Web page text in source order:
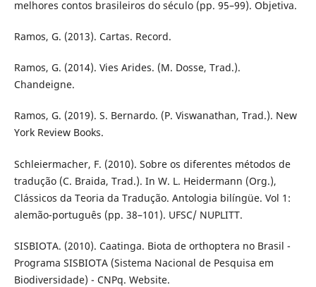
melhores contos brasileiros do século (pp. 95–99). Objetiva.
Ramos, G. (2013). Cartas. Record.
Ramos, G. (2014). Vies Arides. (M. Dosse, Trad.).
Chandeigne.
Ramos, G. (2019). S. Bernardo. (P. Viswanathan, Trad.). New
York Review Books.
Schleiermacher, F. (2010). Sobre os diferentes métodos de
tradução (C. Braida, Trad.). In W. L. Heidermann (Org.),
Clássicos da Teoria da Tradução. Antologia bilíngüe. Vol 1:
alemão-português (pp. 38–101). UFSC/ NUPLITT.
SISBIOTA. (2010). Caatinga. Biota de orthoptera no Brasil -
Programa SISBIOTA (Sistema Nacional de Pesquisa em
Biodiversidade) - CNPq. Website.